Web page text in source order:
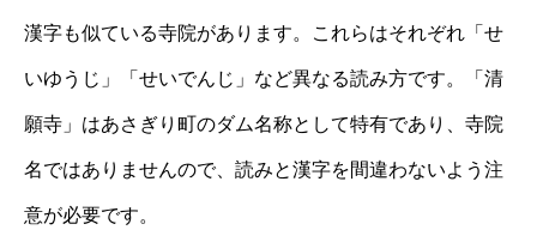
漢字も似ている寺院があります。これらはそれぞれ「せ
いゆうじ」「せいでんじ」など異なる読み方です。「清
願寺」はあさぎり町のダム名称として特有であり、寺院
名ではありませんので、読みと漢字を間違わないよう注
意が必要です。